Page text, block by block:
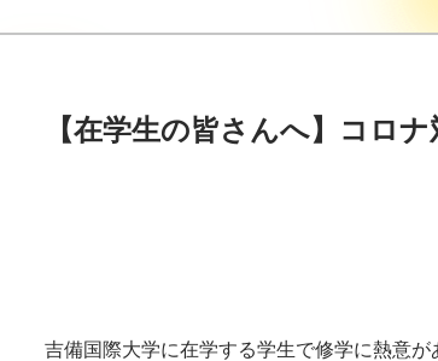
【在学生の皆さんへ】コロ
吉備国際大学に在学する学生で修学に熱意